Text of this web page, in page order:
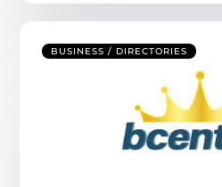
BUSINESS / DIRECTORIES